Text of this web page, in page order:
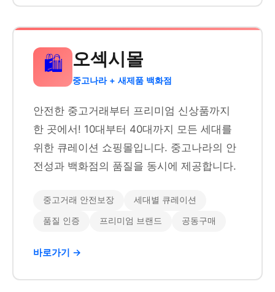
🛍️ 오섹시몰
중고나라 + 새제품 백화점
안전한 중고거래부터 프리미엄 신상품까지
한 곳에서! 10대부터 40대까지 모든 세대를
위한 큐레이션 쇼핑몰입니다. 중고나라의 안
전성과 백화점의 품질을 동시에 제공합니다.
중고거래 안전보장 세대별 큐레이션
품질 인증 프리미엄 브랜드 공동구매
바로가기 →